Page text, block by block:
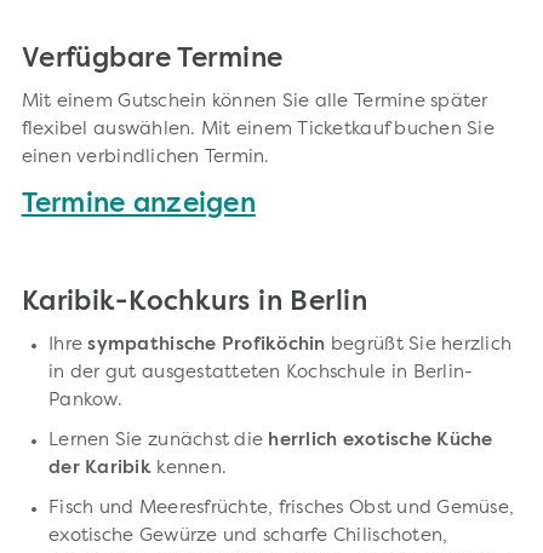
Verfügbare Termine
Mit einem Gutschein können Sie alle Termine später
flexibel auswählen. Mit einem Ticketkauf buchen Sie
einen verbindlichen Termin.
Termine anzeigen
Karibik-Kochkurs in Berlin
Ihresympathische Profiköchin begrüßt Sie herzlich
in der gut ausgestatteten Kochschule in Berlin-
Pankow.
Lernen Sie zunächst die herrlich exotische Küche
der Karibik kennen.
Fisch und Meeresfrüchte, frisches Obst und Gemüse,
exotische Gewürze und scharfe Chilischoten,